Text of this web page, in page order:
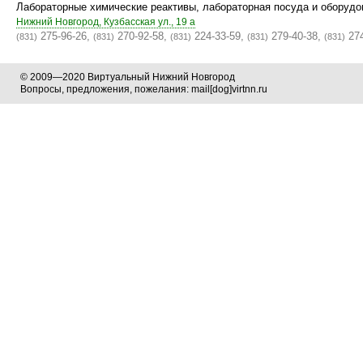
Лабораторные химические реактивы, лабораторная посуда и
Нижний Новгород, Кузбасская ул., 19 а
(831) 275-96-26, (831) 270-92-58, (831) 224-33-59, (831) 279-40-38, (831)
© 2009—2020 Виртуальный Нижний Новгород
Вопросы, предложения, пожелания: mail[dog]virtnn.ru